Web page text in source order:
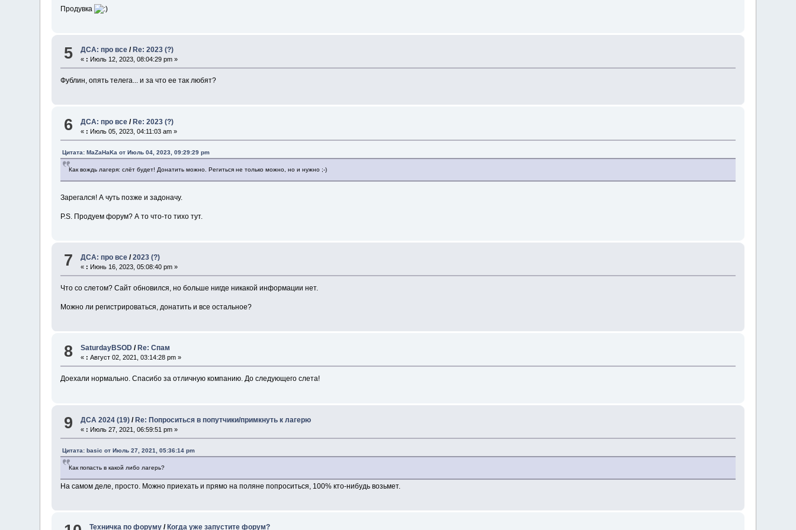
Продувка
5 ДСА: про все / Re: 2023 (?)
« : Июль 12, 2023, 08:04:29 pm »
Фублин, опять телега... и за что ее так любят?
6 ДСА: про все /Re: 2023 (?)
« : Июль 05, 2023, 04:11:03 am »
Цитата: MaZaHaKa от Июль 04, 2023, 09:29:29 pm
Как вождь лагеря: слёт будет! Донатить можно. Региться не только можно, но и нужно ;-)
Зарегался! А чуть позже и задоначу.
P.S. Продуем форум? А то что-то тихо тут.
7 ДСА: про все /2023 (?)
« : Июнь 16, 2023, 05:08:40 pm »
Что со слетом? Сайт обновился, но больше нигде никакой информации нет.
Можно ли регистрироваться, донатить и все остальное?
8 SaturdayBSOD / Re: Спам
« : Август 02, 2021, 03:14:28 pm »
Доехали нормально. Спасибо за отличную компанию. До следующего слета!
9 ДСА 2024 (19) / Re: Попроситься в попутчики/примкнуть к лагерю
« : Июль 27, 2021, 06:59:51 pm »
Цитата: basic от Июль 27, 2021, 05:36:14 pm
Как попасть в какой либо лагерь?
На самом деле, просто. Можно приехать и прямо на поляне попроситься, 100% кто-нибудь возьмет.
Техничка по форуму / Когда уже запустите форум?